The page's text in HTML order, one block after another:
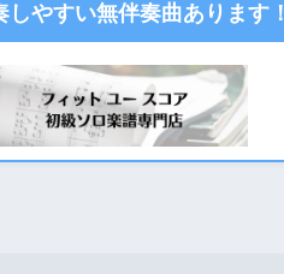
しやすい無伴奏曲あります！